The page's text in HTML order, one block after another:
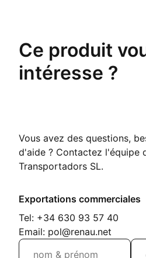
Ce produit
intéresse ?
Vous avez des questions,
d'aide ? Contactez l'équipe
Transportadors SL.
Exportations commerciales
Tel: +34 630 93 57 40
Email: pol@renau.net